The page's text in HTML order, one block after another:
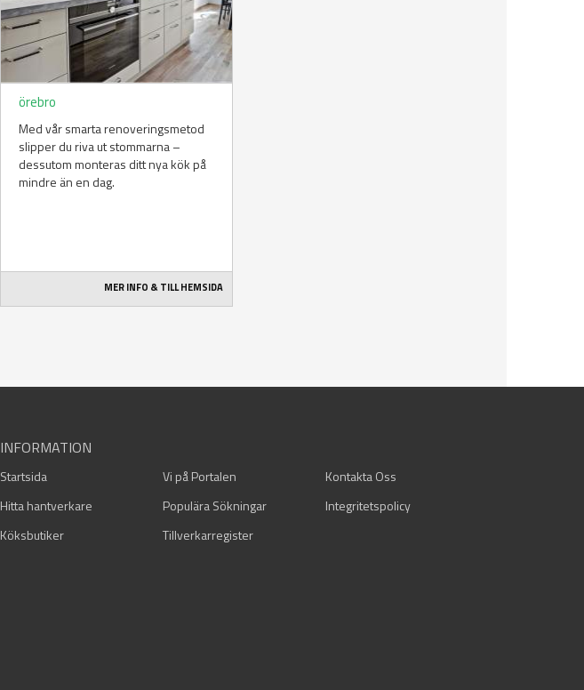
örebro
Med vår smarta renoveringsmetod
slipper du riva ut stommarna –
dessutom monteras ditt nya kök på
mindre än en dag.
MER INFO & TILL HEMSIDA
INFORMATION
Startsida Vi på Portalen
Kontakta Oss
Hitta hantverkare
Populära Sökningar
Integritetspolicy
Köksbutiker
Tillverkarregister